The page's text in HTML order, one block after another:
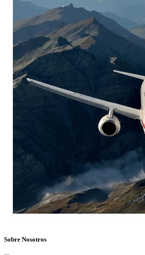
Sobre Nosotros